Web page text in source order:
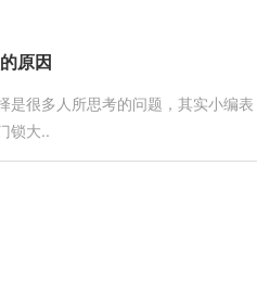
原因
是很多人所思考的问题，其实小编表
锁大..